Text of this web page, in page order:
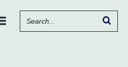
contenu